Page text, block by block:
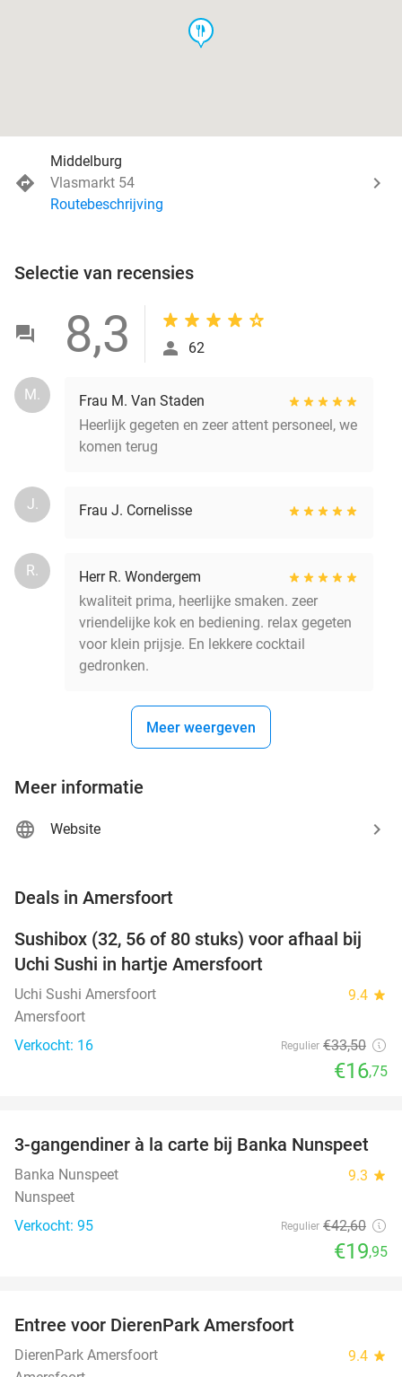
food
Middelburg
Vlasmarkt 54
Routebeschrijving
Selectie van recensies
8,3 62
M.
Frau M. Van Staden
Heerlijk gegeten en zeer attent personeel, we
komen terug
J. Frau J. Cornelisse
R.
Herr R. Wondergem
kwaliteit prima, heerlijke smaken. zeer
vriendelijke kok en bediening. relax gegeten
voor klein prijsje. En lekkere cocktail
gedronken.
Meer weergeven
Meer informatie
Website
Deals in Amersfoort
50%
TODAY
Sushibox (32, 56 of 80 stuks) voor afhaal bij
Uchi Sushi in hartje Amersfoort
Uchi Sushi Amersfoort 9.4 star
Amersfoort
Verkocht: 16
Regulier €33,50
€16,75
53%
NEW
TODAY
3-gangendiner à la carte bij Banka Nunspeet
Banka Nunspeet 9.3 star
Nunspeet
Verkocht: 95
Regulier €42,60
€19,95
Entree voor DierenPark Amersfoort
DierenPark Amersfoort 9.4 star